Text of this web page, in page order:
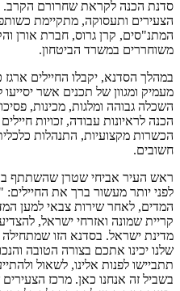
סדנת הכנה לקראת שחרורם הקרב.
הצעירים ותעסוקה, מתקיימת
המתנ"סים, קרן גרוס, חברת אורן
משוחררים במשרד הביטחון.
במהלך הסדנא, יקבלו החיילים
מעמיק ומגוון של תכנים אשר
השכלה גבוהה ומלגות, מכינות,
הכנה לראיונות עבודה, זכויות
הכשרות מקצועיות, התנהלות
חשובים.
ראש העיר אביחי שטרן שהשתתף
לפני יותר מעשור ברך את
המדים, לאחר שירות צבאי למען
קריית שמונה ואזרחי ישראל,
מדינת ישראל. בסדנא הזו שמתחילה
שלנו יכינו אתכם בצורה הטובה
תתביישו לפנות אלינו, לשאול
בשביל זה אנחנו כאן. מרכז הצעירים